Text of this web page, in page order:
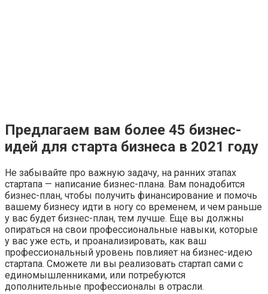
Предлагаем вам более 45 бизнес-
идей для старта бизнеса в 2021 году
Не забывайте про важную задачу, на ранних этапах
стартапа — написание бизнес-плана. Вам понадобится
бизнес-план, чтобы получить финансирование и помочь
вашему бизнесу идти в ногу со временем, и чем раньше
у вас будет бизнес-план, тем лучше. Еще вы должны
опираться на свои профессиональные навыки, которые
у вас уже есть, и проанализировать, как ваш
профессиональный уровень повлияет на бизнес-идею
стартапа. Сможете ли вы реализовать стартап сами с
единомышленниками, или потребуются
дополнительные профессионалы в отрасли.